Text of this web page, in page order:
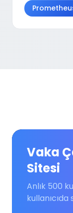
Vaka
Sitesi
Anlık 500